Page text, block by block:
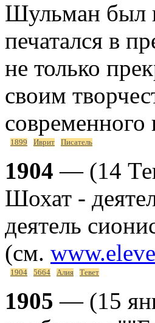
Шульман был
печатался в
не только
своим
современного
1899 Иврит Писатель
1904 — (14
Шохат -
деятель
(см.
1904 5664 Алия Тевет
1905 — (15